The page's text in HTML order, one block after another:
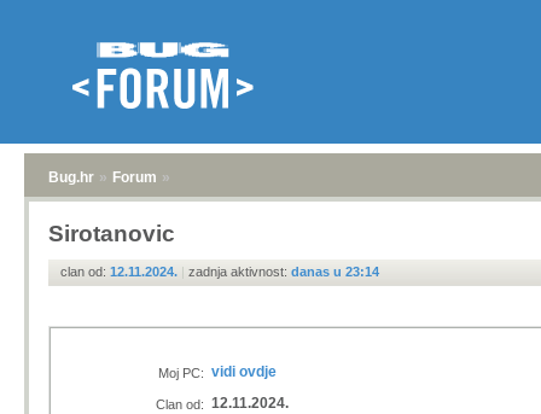
Bug.hr » Forum »
Sirotanovic
clan od: 12.11.2024. | zadnja aktivnost: danas u 23:14
Moj PC: vidi ovdje
Clan od: 12.11.2024.